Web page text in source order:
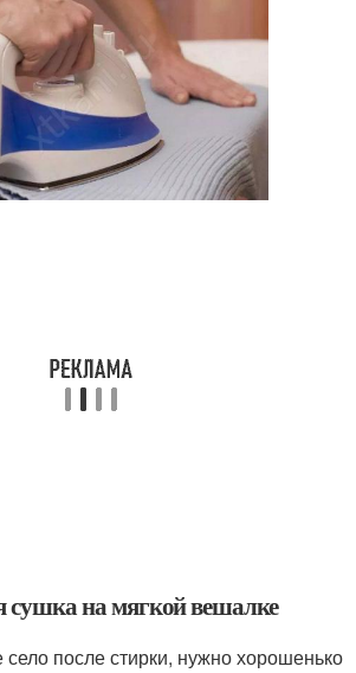
сушка на мягкой вешалке
село после стирки, нужно хорошенько